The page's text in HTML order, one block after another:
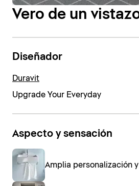
Vero de un
Diseñador
Duravit
Upgrade Your Everyday
Aspecto y sensación
Amplia personalización